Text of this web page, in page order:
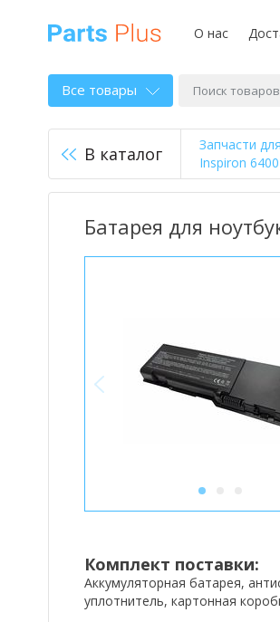
О нас
Все товары
В каталог Запчасти
Inspiron 6400
Батарея для
1
Комплект поставки:
Аккумуляторная батарея,
уплотнитель, картонная